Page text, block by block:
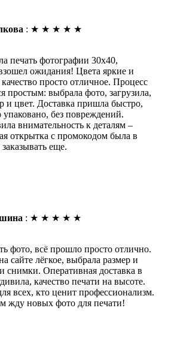
: ★ ★ ★ ★ ★
печать фотографии 30х40,
ожидания! Цвета яркие и
просто отличное. Процесс
простым: выбрала фото, загрузила,
и цвет. Доставка пришла быстро,
упаковано, без повреждений.
внимательность к деталям –
открытка с промокодом была в
еще.
: ★ ★ ★ ★ ★
фото, всё прошло просто отлично.
сайте лёгкое, выбрала размер и
снимки. Оперативная доставка в
качество печати на высоте.
всех, кто ценит профессионализм.
жду новых фото для печати!